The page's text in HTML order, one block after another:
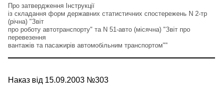
Про затвердження Інструкції
із складання форм державних статистичних спостережень N 2-тр
(річна) "Звіт
про роботу автотранспорту" та N 51-авто (місячна) "Звіт про
перевезення
вантажів та пасажирів автомобільним транспортом""
Наказ від 15.09.2003 №303